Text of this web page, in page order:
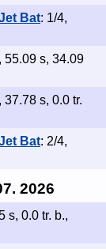
Bat: 1/4,
55.09 s, 34.09
37.78 s, 0.0 tr.
Bat: 2/4,
2026
s, 0.0 tr. b.,